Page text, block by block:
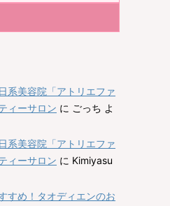
系美容院「アトリエファ
ィーサロン に ごっち よ
系美容院「アトリエファ
ィーサロン に Kimiyasu
すめ！タオディエンのお